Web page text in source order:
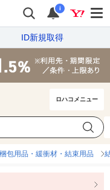
i
ID新規取得
ロハコメニュー
梱包用品・緩衝材・結束用品